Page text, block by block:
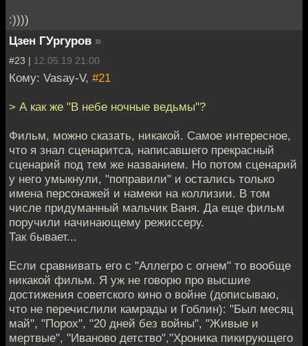
:))))
Цзен ГУргуров »
#23 | 12.05.19 21:00
Кому: Vasay-V, #21
> А как же "В небе ночные ведьмы"?
Фильм, можно сказать, никакой. Самое интересное,
что я знал сценаритса, написавшего прекрасный
сценарий под тем же названием. Но потом сценарий
у него умыкнули, "поправили" и остались только
имена персонажей и намеки на коллизии. В том
числе придуманный мальчик Ваня. Да еще фильм
поручили начинающему режиссеру.
Так бывает...
Если сравнивать его с "Аллегро с огнем" то вообще
никакой фильм. Я уж не говорю про высшие
достижения советского кино о войне (дописываю,
что не перечислили камрады и Гоблин): "Был месяц
май", "Порох", "20 дней без войны", "Живые и
мертвые", "Иваново детство","Хроника пикирующего